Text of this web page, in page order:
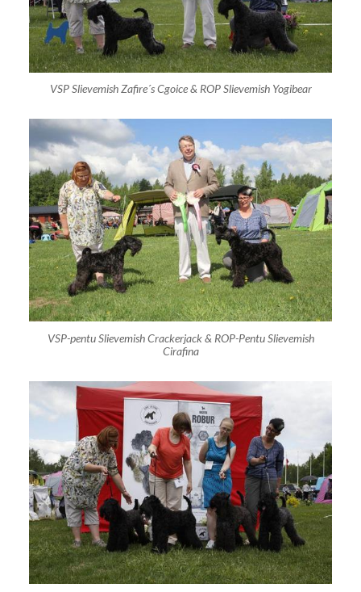
VSP Slievemish Zafire´s Cgoice & ROP Slievemish Yogibear
VSP-pentu Slievemish Crackerjack & ROP-Pentu Slievemish
Cirafina